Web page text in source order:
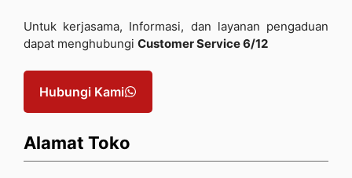
Untuk kerjasama, Informasi, dan layanan pengaduan
dapat menghubungi Customer Service 6/12
Hubungi Kami
Alamat Toko